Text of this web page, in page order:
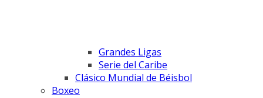
Grandes Ligas
Serie del Caribe
Clásico Mundial de Béisbol
Boxeo